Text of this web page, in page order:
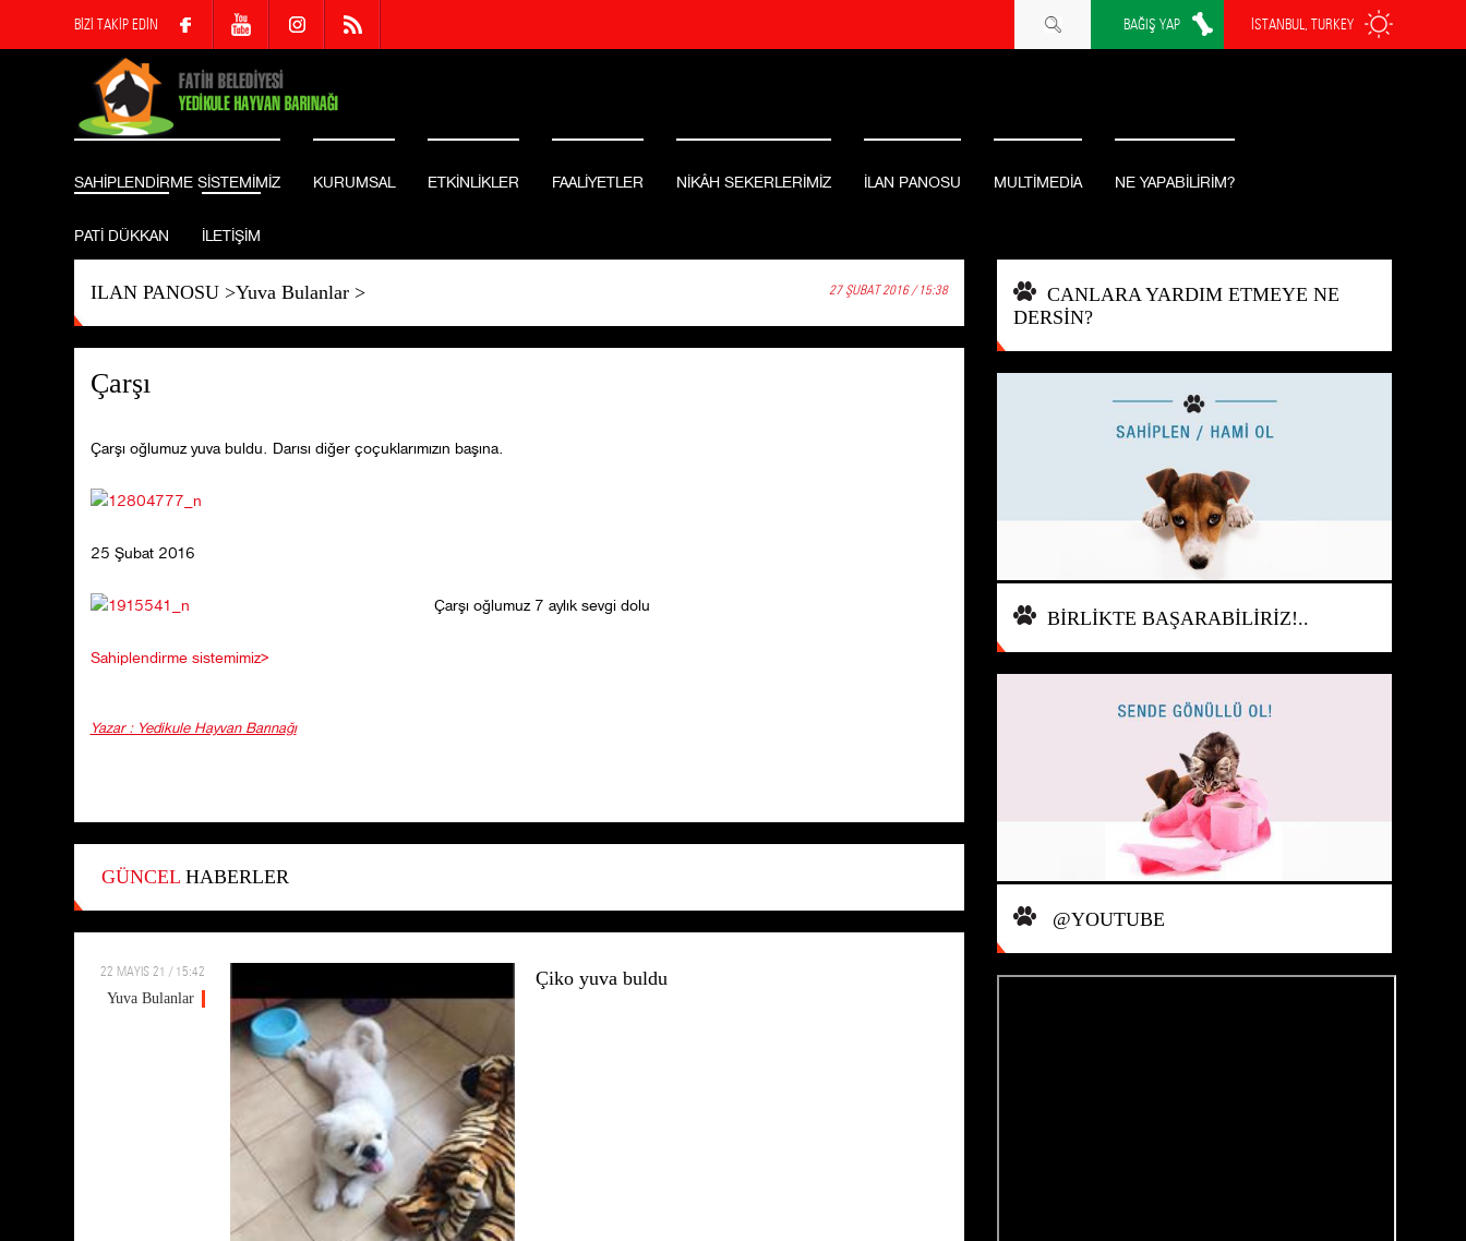
BİZİ TAKİP EDİN İSTANBUL, TURKEY
BAĞIŞ YAP
SAHİPLENDİRME SİSTEMİMİZ KURUMSAL ETKİNLİKLER FAALİYETLER NİKÂH SEKERLERİMİZ İLAN PANOSU MULTİMEDİA NE YAPABİLİRİM?
PATİ DÜKKAN İLETİŞİM
ILAN PANOSU>Yuva Bulanlar> 27 ŞUBAT 2016 / 15:38
Çarşı
Çarşı oğlumuz yuva buldu. Darısı diğer çoçuklarımızın başına.
25 Şubat 2016
Çarşı oğlumuz 7 aylık sevgi dolu
Sahiplendirme sistemimiz>
Yazar : Yedikule Hayvan Barınağı
GÜNCELHABERLER
22 MAYIS 21 / 15:42
Yuva Bulanlar
Çiko yuva buldu
CANLARA YARDIM ETMEYE NE
DERSİN?
BİRLİKTE BAŞARABİLİRİZ!..
@YOUTUBE